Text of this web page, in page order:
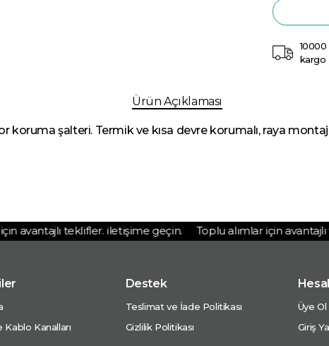
kargo
Ürün Açıklaması
koruma şalteri. Termik ve kısa devre korumalı, raya
avantajlı teklifler. iletişime geçin. Toplu alımlar için avantajlı
Kablo Kanalları
Destek
Teslimat ve İade Politikası
Gizlilik Politikası
Üye Ol
Giriş